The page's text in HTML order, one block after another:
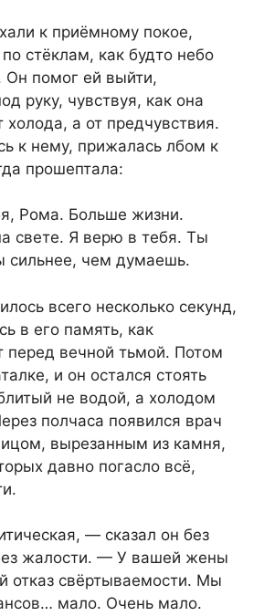
к приёмному покое,
стёклам, как будто небо
Он помог ей выйти,
руку, чувствуя, как она
а от предчувствия.
к нему, прижалась лбом к
прошептала:
Рома. Больше жизни.
свете. Я верю в тебя. Ты
сильнее, чем думаешь.
всего несколько секунд,
в его память, как
перед вечной тьмой. Потом
и он остался стоять
не водой, а холодом
полчаса появился врач
вырезанным из камня,
давно погасло всё,
— сказал он без
жалости. — У вашей жены
отказ свёртываемости. Мы
мало. Очень мало.